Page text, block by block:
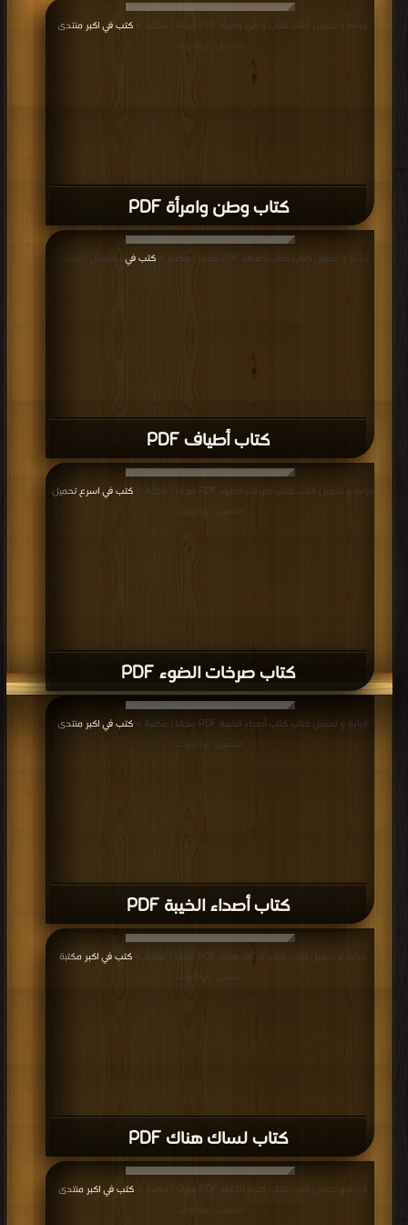
كتاب وطن وامرأة PDF
قراءة و تحميل كتاب كتاب وطن وامرأة PDF مجانا | مكتبة > كتب في اكبر منتدى
التحميل : مرة/مرات
كتاب أطياف PDF
قراءة و تحميل كتاب كتاب أطياف PDF مجانا | مكتبة > كتب في | التحميل : مرة/مرات
كتاب صرخات الضوء PDF
قراءة و تحميل كتاب كتاب صرخات الضوء PDF مجانا | مكتبة > كتب في اسرع تحميل
التحميل : مرة/مرات
كتاب أصداء الخيبة PDF
قراءة و تحميل كتاب كتاب أصداء الخيبة PDF مجانا | مكتبة > كتب في اكبر منتدى
التحميل : مرة/مرات
كتاب لساك هناك PDF
قراءة و تحميل كتاب كتاب لساك هناك PDF مجانا | مكتبة > كتب في اكبر مكتبة
التحميل : مرة/مرات
قراءة و تحميل كتاب كتاب كلام الأكابر PDF مجانا | مكتبة > كتب في اكبر منتدى
التحميل : مرة/مرات